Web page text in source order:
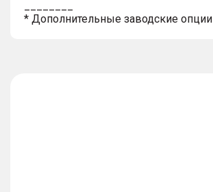
* Дополнительные заводские опции